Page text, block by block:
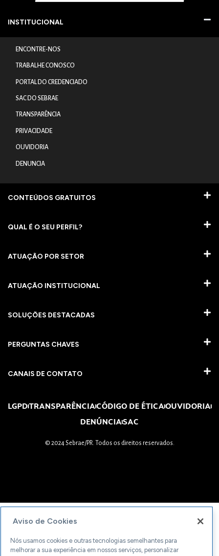
INSTITUCIONAL
ENCONTRE-NOS
TRABALHE CONOSCO
PORTAL DO CREDENCIADO
SAC DO SEBRAE
TRANSPARÊNCIA
PRIVACIDADE
OUVIDORIA
DENUNCIA
CONTEÚDOS GRATUITOS
QUAL É O SEU PERFIL?
ATUAÇÃO POR SETOR
ATUAÇÃO INSTITUCIONAL
SOLUÇÕES DESTACADAS
PERGUNTAS CHAVES​
CANAIS DE CONTATO
LGPDTRANSPARÊNCIACÓDIGO DE ÉTICAOUVIDORIA
DENÚNCIASAC
© 2024 Sebrae/PR. Todos os direitos reservados.
Aviso de Cookies
Nós usamos cookies e outras tecnologias semelhantes para
melhorar a sua experiência em nossos serviços, personalizar